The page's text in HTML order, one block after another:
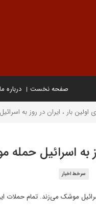
صفحه نخست درباره ما
اولین بار ، ایران در روز به
به اسرائیل
سرخط اخبار
تمام حملات ایران از وعده صادق ۱ تا